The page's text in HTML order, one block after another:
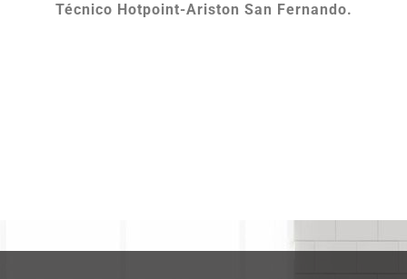
Técnico Hotpoint-Ariston San Fernando.